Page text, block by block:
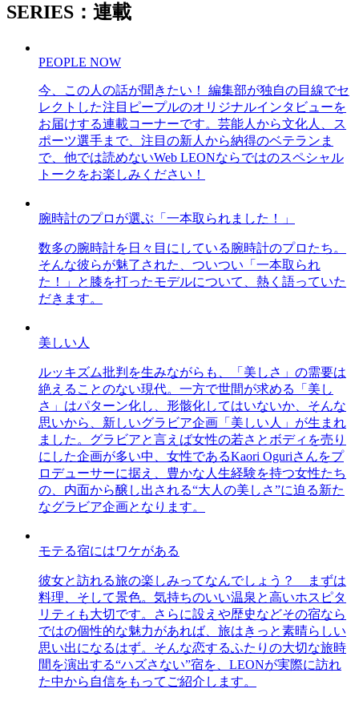
SERIES：連載
PEOPLE NOW
今、この人の話が聞きたい！ 編集部が独自の目線でセ
レクトした注目ピープルのオリジナルインタビューを
お届けする連載コーナーです。芸能人から文化人、ス
ポーツ選手まで、注目の新人から納得のベテランま
で、他では読めないWeb LEONならではのスペシャル
トークをお楽しみください！
腕時計のプロが選ぶ「一本取られました！」
数多の腕時計を日々目にしている腕時計のプロたち。
そんな彼らが魅了された、ついつい「一本取られ
た！」と膝を打ったモデルについて、熱く語っていた
だきます。
美しい人
ルッキズム批判を生みながらも、「美しさ」の需要は
絶えることのない現代。一方で世間が求める「美し
さ」はパターン化し、形骸化してはいないか、そんな
思いから、新しいグラビア企画「美しい人」が生まれ
ました。グラビアと言えば女性の若さとボディを売り
にした企画が多い中、女性であるKaori Oguriさんをプ
ロデューサーに据え、豊かな人生経験を持つ女性たち
の、内面から醸し出される“大人の美しさ”に迫る新た
なグラビア企画となります。
モテる宿にはワケがある
彼女と訪れる旅の楽しみってなんでしょう？ まずは
料理、そして景色。気持ちのいい温泉と高いホスピタ
リティも大切です。さらに設えや歴史などその宿なら
ではの個性的な魅力があれば、旅はきっと素晴らしい
思い出になるはず。そんな恋するふたりの大切な旅時
間を演出する“ハズさない”宿を、LEONが実際に訪れ
た中から自信をもってご紹介します。